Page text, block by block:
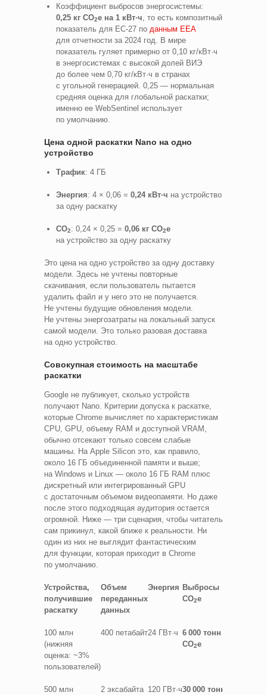
Коэффициент выбросов энергосистемы:
0,25 кг CO2e на 1 кВт·ч , то есть композитный
показатель для ЕС-27 по данным EEA
для отчетности за 2024 год. В мире
показатель гуляет примерно от 0,10 кг/кВт·ч
в энергосистемах с высокой долей ВИЭ
до более чем 0,70 кг/кВт·ч в странах
с угольной генерацией. 0,25 — нормальная
средняя оценка для глобальной раскатки;
именно ее WebSentinel использует
по умолчанию.
Цена одной раскатки Nano на одно
устройство
Трафик: 4 ГБ
Энергия: 4 × 0,06 = 0,24 кВт·ч на устройство
за одну раскатку
CO2: 0,24 × 0,25 = 0,06 кг CO2e
на устройство за одну раскатку
Это цена на одно устройство за одну доставку
модели. Здесь не учтены повторные
скачивания, если пользователь пытается
удалить файл и у него это не получается.
Не учтены будущие обновления модели.
Не учтены энергозатраты на локальный запуск
самой модели. Это только разовая доставка
на одно устройство.
Совокупная стоимость на масштабе
раскатки
Google не публикует, сколько устройств
получают Nano. Критерии допуска к раскатке,
которые Chrome вычисляет по характеристикам
CPU, GPU, объему RAM и доступной VRAM,
обычно отсекают только совсем слабые
машины. На Apple Silicon это, как правило,
около 16 ГБ объединенной памяти и выше;
на Windows и Linux — около 16 ГБ RAM плюс
дискретный или интегрированный GPU
с достаточным объемом видеопамяти. Но даже
после этого подходящая аудитория остается
огромной. Ниже — три сценария, чтобы читатель
сам прикинул, какой ближе к реальности. Ни
один из них не выглядит фантастическим
для функции, которая приходит в Chrome
по умолчанию.
Устройства,
получившие
раскатку
Объем
переданных
данных
Энергия Выбросы
CO2e
100 млн
(нижняя
оценка: ~3%
пользователей)
400 петабайт24 ГВт·ч 6 000 тонн
CO2e
500 млн
2 эксабайта 120 ГВт·ч30 000 тонн